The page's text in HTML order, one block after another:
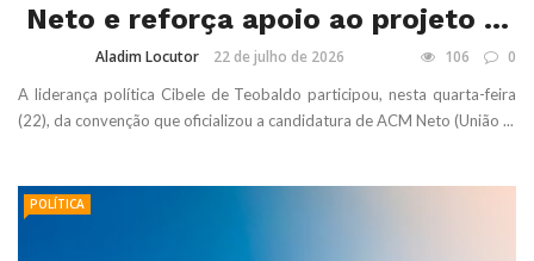
Neto e reforça apoio ao projeto ...
Aladim Locutor 22 de julho de 2026 106 0
A liderança política Cibele de Teobaldo participou, nesta quarta-feira
(22), da convenção que oficializou a candidatura de ACM Neto (União ...
POLÍTICA